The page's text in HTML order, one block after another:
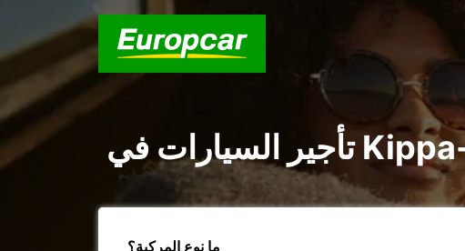
ما نوع المركبة؟